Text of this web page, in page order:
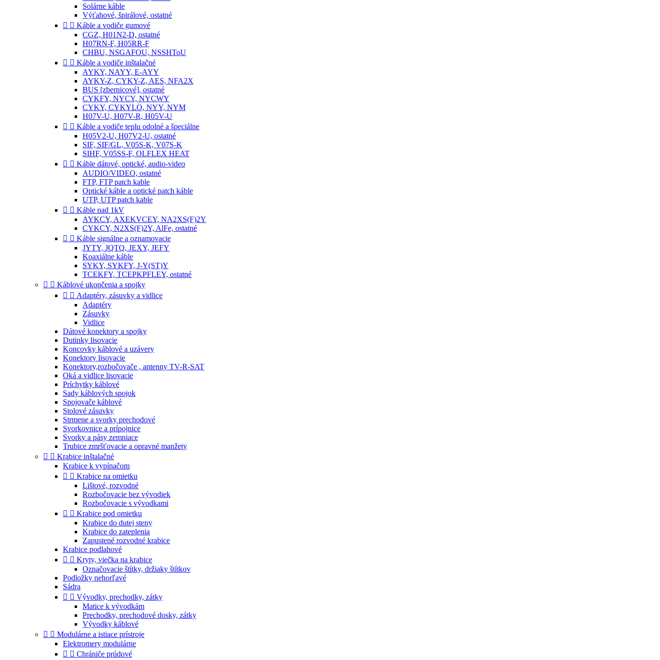
Solárne káble
Výťahové, špirálové, ostatné
  Káble a vodiče gumové
CGZ, H01N2-D, ostatné
H07RN-F, H05RR-F
CHBU, NSGAFOU, NSSHToU
  Káble a vodiče inštalačné
AYKY, NAYY, E-AYY
AYKY-Z, CYKY-Z, AES, NFA2X
BUS [zbernicové], ostatné
CYKFY, NYCY, NYCWY
CYKY, CYKYLO, NYY, NYM
H07V-U, H07V-R, H05V-U
  Káble a vodiče teplu odolné a špeciálne
H05V2-U, H07V2-U, ostatné
SIF, SIF/GL, V05S-K, V07S-K
SIHF, V05SS-F, OLFLEX HEAT
  Káble dátové, optické, audio-video
AUDIO/VIDEO, ostatné
FTP, FTP patch kable
Optické káble a optické patch káble
UTP, UTP patch kable
  Káble nad 1kV
AYKCY, AXEKVCEY, NA2XS(F)2Y
CYKCY, N2XS(F)2Y, AlFe, ostatné
  Káble signálne a oznamovacie
JYTY, JQTQ, JEXY, JEFY
Koaxiálne káble
SYKY, SYKFY, J-Y(ST)Y
TCEKFY, TCEPKPFLEY, ostatné
  Káblové ukončenia a spojky
  Adaptéry, zásuvky a vidlice
Adaptéry
Zásuvky
Vidlice
Dátové konektory a spojky
Dutinky lisovacie
Koncovky káblové a uzávery
Konektory lisovacie
Konektory,rozbočovače , antenny TV-R-SAT
Oká a vidlice lisovacie
Príchytky káblové
Sady káblových spojok
Spojovače káblové
Stolové zásuvky
Strmene a svorky prechodové
Svorkovnice a prípojnice
Svorky a pásy zemniace
Trubice zmršťovacie a opravné manžety
  Krabice inštalačné
Krabice k vypínačom
  Krabice na omietku
Lištové, rozvodné
Rozbočovacie bez vývodiek
Rozbočovacie s vývodkami
  Krabice pod omietku
Krabice do dutej steny
Krabice do zateplenia
Zapustené rozvodné krabice
Krabice podlahové
  Kryty, viečka na krabice
Označovacie štítky, držiaky štítkov
Podložky nehorľavé
Sádra
  Vývodky, prechodky, zátky
Matice k vývodkám
Prechodky, prechodové dosky, zátky
Vývodky káblové
  Modulárne a istiace prístroje
Elektromery modulárne
  Chrániče prúdové